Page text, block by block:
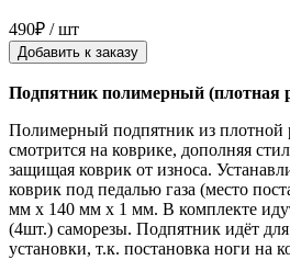
490₽ / шт
Добавить к заказу
Подпятник полимерный (плотная
Полимерный подпятник из плотной
смотрится на коврике, дополняя
защищая коврик от износа.
коврик под педалью газа (место
мм x 140 мм x 1 мм. В комплекте
(4шт.) саморезы. Подпятник идёт для
установки, т.к. постановка ноги на